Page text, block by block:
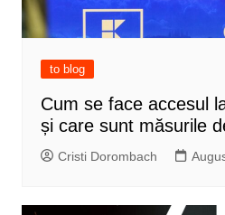
to blog
Cum se face accesul
și care sunt măsurile
Cristi Dorombach